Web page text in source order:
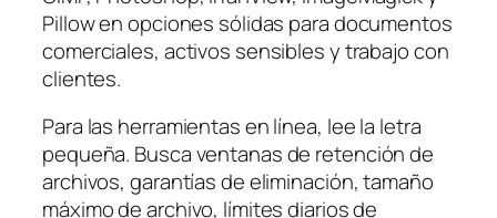
Pillow en opciones sólidas para documentos
comerciales, activos sensibles y trabajo con
clientes.
Para las herramientas en línea, lee la letra
pequeña. Busca ventanas de retención de
archivos, garantías de eliminación, tamaño
máximo de archivo, límites diarios de